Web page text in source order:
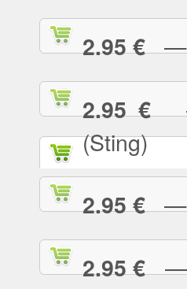
2.95 €—
2.95 €—
(Sting)
2.95 €— I
2.95 €— I